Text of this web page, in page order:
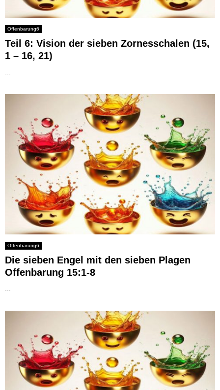
Offenbarung6
Teil 6: Vision der sieben Zornesschalen (15,
1 – 16, 21)
Offenbarung6
Die sieben Engel mit den sieben Plagen
Offenbarung 15:1-8